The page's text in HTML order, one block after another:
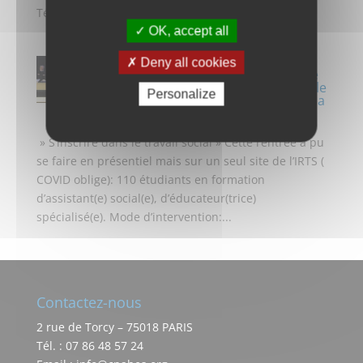
Télécharger le bulletin...
Rentrée des étudiants le
30-09-2020 à l’IRTS de Lille
avec la participation de la
» S’inscrire dans le travail social » Cette rentrée a pu
se faire en présentiel mais sur un seul site de l’IRTS (
COVID oblige): 110 étudiants en formation
d’assistant(e) social(e), d’éducateur(trice)
spécialisé(e). Mode d’intervention:...
Contactez-nous
2 rue de Torcy – 75018 PARIS
Tél. : 07 86 48 57 24
OK, accept all
Deny all cookies
Personalize